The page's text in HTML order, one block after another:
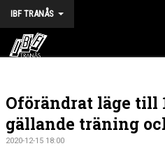
IBF TRANÅS
FÖRENINGEN
VÅRA LAG
Oförändrat läge till
gällande träning
2020-12-15 18:00